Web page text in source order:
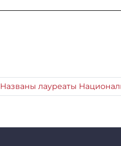
Названы лауреаты